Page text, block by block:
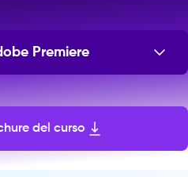
Premiere
del curso